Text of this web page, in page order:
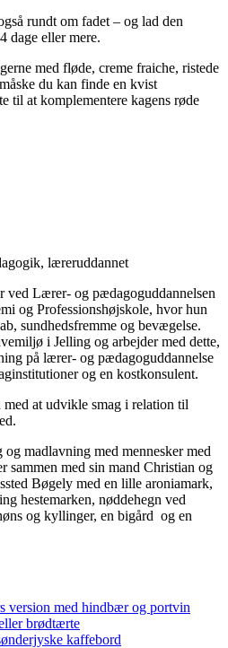
rundt om fadet – og lad den
dage eller mere.
med fløde, creme fraiche, ristede
du kan finde en kvist
til at komplementere kagens røde
læreruddannet
ved Lærer- og pædagoguddannelsen
og Professionshøjskole, hvor hun
sundhedsfremme og bevægelse.
i Jelling og arbejder med dette,
på lærer- og pædagoguddannelse
og en kostkonsulent.
at udvikle smag i relation til
og madlavning med mennesker med
sammen med sin mand Christian og
Bøgely med en lille aroniamark,
hestemarken, nøddehegn ved
og kyllinger, en bigård og en
version med hindbær og portvin
brødtærte
kaffebord